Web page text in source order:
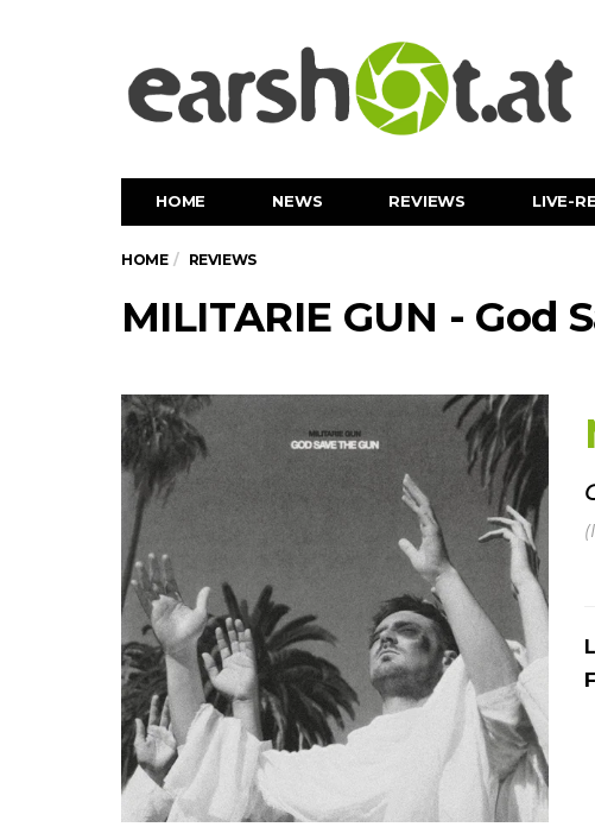
HOME NEWS REVIEWS LIVE-
HOME REVIEWS
MILITARIE GUN - God